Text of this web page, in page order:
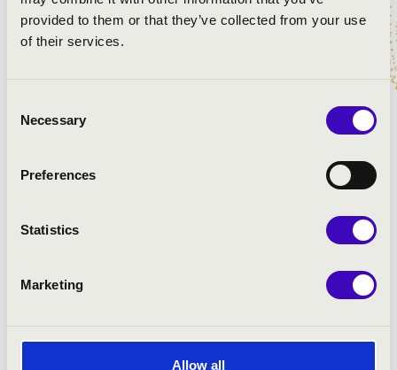
provided to them or that they’ve collected from your use
of their services.
Selection
Necessary
Preferences
Statistics
Marketing
Allow all
Tomás Luis de Victoria: O sacrum convivium
Michael Haydn: Missa Sancti Leopoldi - Sanctus